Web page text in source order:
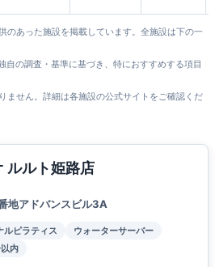
のあった施設を掲載しています。全施設は下の一
の調査・基準に基づき、特におすすめする項目
ません。詳細は各施設の公式サイトをご確認くだ
ルルト姫路店
地アドバンスビル3A
ルピラティス
ウォーターサーバー
内